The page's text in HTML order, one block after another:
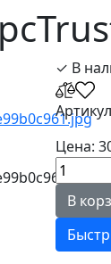
✓ В
Цена:
В